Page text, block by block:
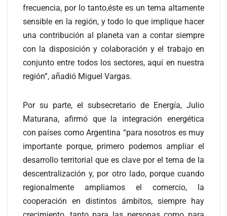
frecuencia, por lo tanto,éste es un tema altamente
sensible en la región, y todo lo que implique hacer
una contribución al planeta van a contar siempre
con la disposición y colaboración y el trabajo en
conjunto entre todos los sectores, aquí en nuestra
región”, añadió Miguel Vargas.
Por su parte, el subsecretario de Energía, Julio
Maturana, afirmó que la integración energética
con países como Argentina “para nosotros es muy
importante porque, primero podemos ampliar el
desarrollo territorial que es clave por el tema de la
descentralización y, por otro lado, porque cuando
regionalmente ampliamos el comercio, la
cooperación en distintos ámbitos, siempre hay